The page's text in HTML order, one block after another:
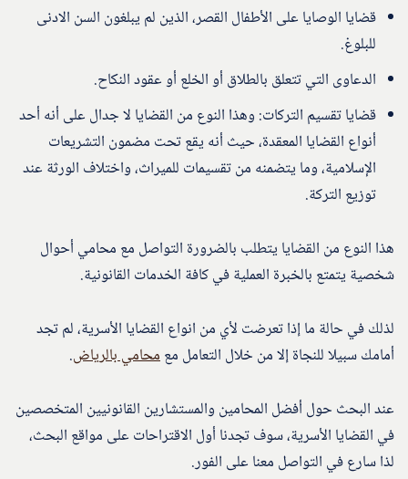
قضايا الوصايا على الأطفال القصر، الذين لم يبلغون السن الادنى
للبلوغ.
الدعاوى التي تتعلق بالطلاق أو الخلع أو عقود النكاح.
قضايا تقسيم التركات: وهذا النوع من القضايا لا جدال على أنه أحد
أنواع القضايا المعقدة، حيث أنه يقع تحت مضمون التشريعات
الإسلامية، وما يتضمنه من تقسيمات للميراث، واختلاف الورثة عند
توزيع التركة.
هذا النوع من القضايا يتطلب بالضرورة التواصل مع محامي أحوال
شخصية يتمتع بالخبرة العملية في كافة الخدمات القانونية.
لذلك في حالة ما إذا تعرضت لأي من انواع القضايا الأسرية، لم تجد
أمامك سبيلا للنجاة إلا من خلال التعامل معمحامي بالرياض.
عند البحث حول أفضل المحامين والمستشارين القانونيين المتخصصين
في القضايا الأسرية، سوف تجدنا أول الاقتراحات على مواقع البحث،
لذا سارع في التواصل معنا على الفور.